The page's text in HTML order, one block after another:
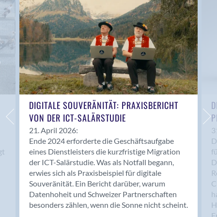
Anwil
Appenzell
Au SG
Baar
Baden
Balsthal
Balzers
Basel
Bassersdorf
Belp
Bendern
Benken (SG)
Bergdietikon
Berlin
Bern
Bern - Liebefeld
DIGITALE SOUVERÄNITÄT: PRAXISBERICHT
VON DER ICT-SALÄRSTUDIE
21. April 2026:
Ende 2024 erforderte die Geschäftsaufgabe
eines Dienstleisters die kurzfristige Migration
der ICT-Salärstudie. Was als Notfall begann,
erwies sich als Praxisbeispiel für digitale
Souveränität. Ein Bericht darüber, warum
Datenhoheit und Schweizer Partnerschaften
besonders zählen, wenn die Sonne nicht scheint.